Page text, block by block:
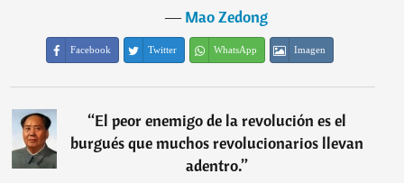
―Mao Zedong
Facebook Twitter WhatsApp Imagen
“El peor enemigo de la revolución es el
burgués que muchos revolucionarios llevan
adentro.”